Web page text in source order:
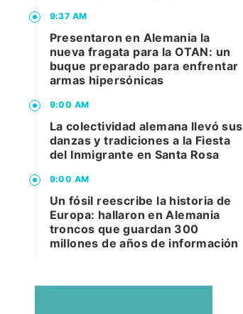
9:37 AM
Presentaron en Alemania la
nueva fragata para la OTAN: un
buque preparado para enfrentar
armas hipersónicas
9:00 AM
La colectividad alemana llevó sus
danzas y tradiciones a la Fiesta
del Inmigrante en Santa Rosa
9:00 AM
Un fósil reescribe la historia de
Europa: hallaron en Alemania
troncos que guardan 300
millones de años de información